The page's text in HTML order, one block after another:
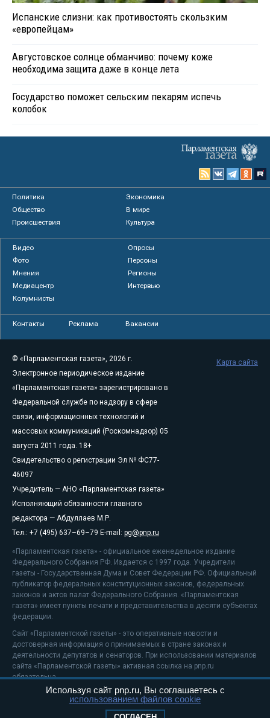
Испанские слизни: как противостоять скользким
«европейцам»
Августовское солнце обманчиво: почему коже
необходима защита даже в конце лета
Государство поможет сельским пекарям испечь
колобок
Политика
Экономика
Общество
В мире
Происшествия
Культура
Видео
Опросы
Фото
Персоны
Мнения
Регионы
Медиацентр
Интервью
Колумнисты
Контакты Реклама Вакансии
© «Парламентская газета», 2026 г.
Электронное периодическое издание
«Парламентская газета» зарегистрировано в
Федеральной службе по надзору в сфере
связи, информационных технологий и
массовых коммуникаций (Роскомнадзор) 05
августа 2011 года. 18+
Свидетельство о регистрации Эл № ФС77-
46097
Учредитель — АНО «Парламентская газета»
Исполняющий обязанности главного
редактора — Абдуллаев М.Р.
Тел.: +7 (495) 637–69–79 E-mail: pg@pnp.ru
«Парламентская газета» - официальное еженедельное издание
Федерального Собрания РФ. Издается с 1997 года. Учредители
газеты - Государственная Дума и Совет Федерации РФ. Официальный
публикатор федеральных конституционных законов, федеральных
законов и актов палат Федерального Собрания. «Парламентская
газета» имеет пункты печати и представительства в десяти субъектах
федерации.
Сайт «Парламентской газеты» - это оперативные новости и
достоверная информация о принимаемых в стране законах и
деятельности депутатов и сенаторов. При использовании материалов
сайта «Парламентской газеты» активная ссылка на pnp.ru
обязательна.
На информационном ресурсе применяютсярекомендательные
Положение о защите персональных данных
Карта сайта
Используя сайт pnp.ru, Вы соглашаетесь с
использованием файлов cookie